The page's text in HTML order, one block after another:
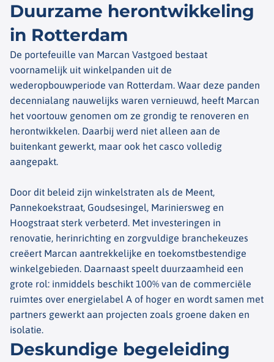
Duurzame herontwikkeling
in Rotterdam
De portefeuille van Marcan Vastgoed bestaat
voornamelijk uit winkelpanden uit de
wederopbouwperiode van Rotterdam. Waar deze panden
decennialang nauwelijks waren vernieuwd, heeft Marcan
het voortouw genomen om ze grondig te renoveren en
herontwikkelen. Daarbij werd niet alleen aan de
buitenkant gewerkt, maar ook het casco volledig
aangepakt.
Door dit beleid zijn winkelstraten als de Meent,
Pannekoekstraat, Goudsesingel, Mariniersweg en
Hoogstraat sterk verbeterd. Met investeringen in
renovatie, herinrichting en zorgvuldige branchekeuzes
creëert Marcan aantrekkelijke en toekomstbestendige
winkelgebieden. Daarnaast speelt duurzaamheid een
grote rol: inmiddels beschikt 100% van de commerciële
ruimtes over energielabel A of hoger en wordt samen met
partners gewerkt aan projecten zoals groene daken en
isolatie.
Deskundige begeleiding